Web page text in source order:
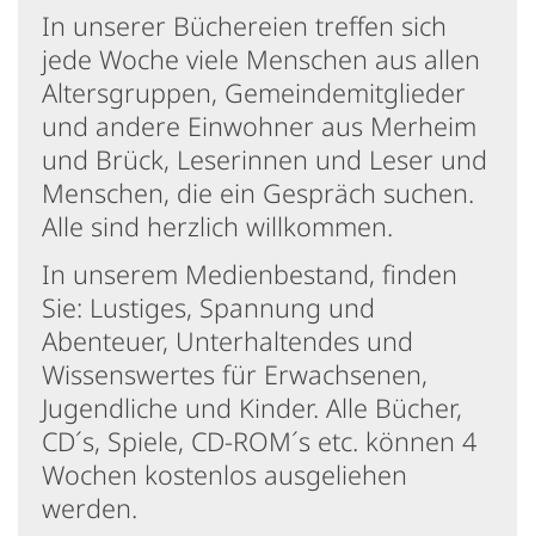
In unserer Büchereien treffen sich
jede Woche viele Menschen aus allen
Altersgruppen, Gemeindemitglieder
und andere Einwohner aus Merheim
und Brück, Leserinnen und Leser und
Menschen, die ein Gespräch suchen.
Alle sind herzlich willkommen.
In unserem Medienbestand, finden
Sie: Lustiges, Spannung und
Abenteuer, Unterhaltendes und
Wissenswertes für Erwachsenen,
Jugendliche und Kinder. Alle Bücher,
CD´s, Spiele, CD-ROM´s etc. können 4
Wochen kostenlos ausgeliehen
werden.